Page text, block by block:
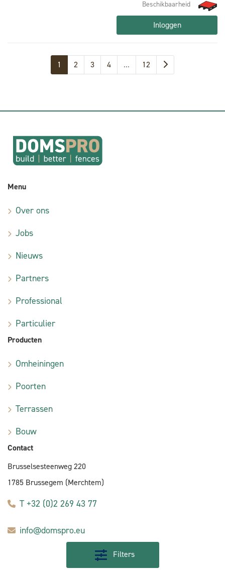
Beschikbaarheid
Inloggen
1 2 3 4 ... 12
Filters
Menu
Over ons
Jobs
Nieuws
Partners
Professional
Particulier
Producten
Omheiningen
Poorten
Terrassen
Bouw
Contact
Brusselsesteenweg 220
1785 Brussegem (Merchtem)
T +32 (0)2 269 43 77
info@domspro.eu